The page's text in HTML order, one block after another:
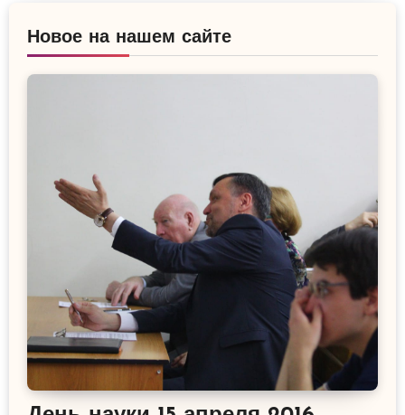
Новое на нашем сайте